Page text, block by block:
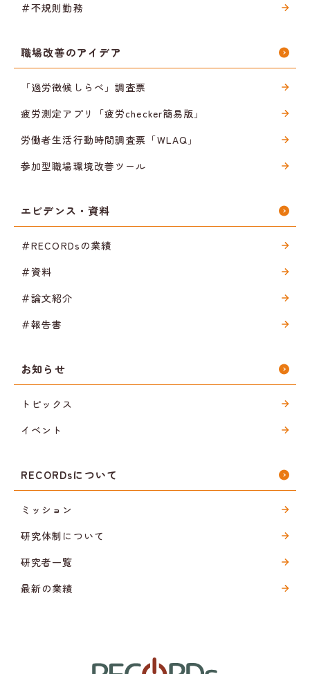
＃不規則勤務
職場改善のアイデア
「過労徴候しらべ」調査票
疲労測定アプリ「疲労checker簡易版」
労働者生活行動時間調査票「WLAQ」
参加型職場環境改善ツール
エビデンス・資料
＃RECORDsの業績
＃資料
＃論文紹介
＃報告書
お知らせ
トピックス
イベント
RECORDsについて
ミッション
研究体制について
研究者一覧
最新の業績